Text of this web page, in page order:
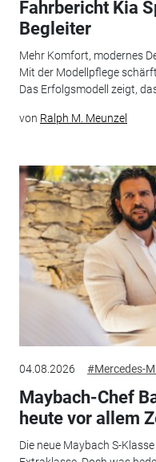
Fahrbericht Kia
Begleiter
Mehr Komfort, modernes
Mit der Modellpflege
Das Erfolgsmodell zeigt,
von Ralph M. Meunzel
04.08.2026 #Mercedes-
Maybach-Chef
heute vor allem
Die neue Maybach S-